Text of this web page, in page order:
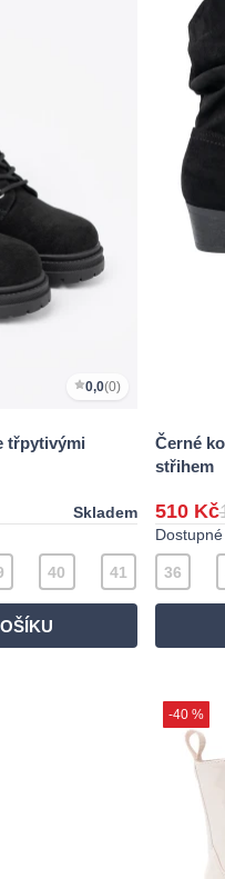
0,0(0)
třpytivými
Skladem
40 41
Černé
střihem
510 Kč
36
-40 %